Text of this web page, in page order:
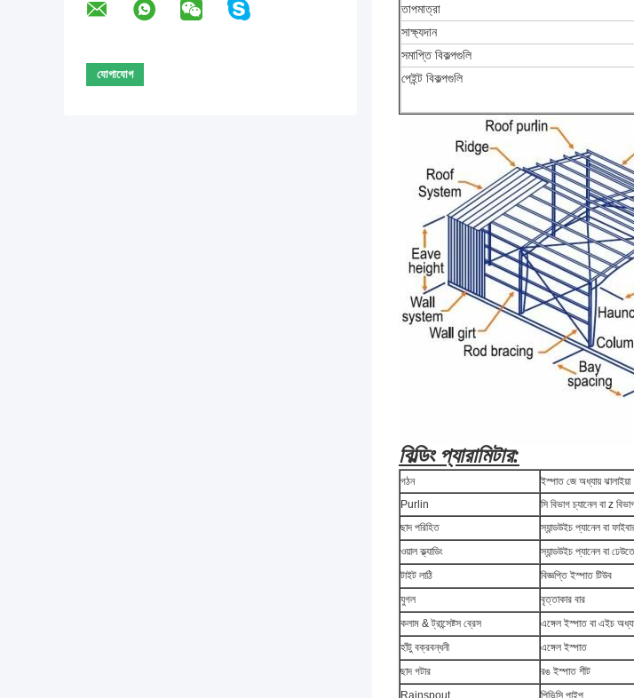
তাপমাত্রা
সাক্ষ্যদান
সমাপ্তি বিকল্পগুলি
পেইন্ট বিকল্পগুলি
বিল্ডিং প্যারামিটার:
গঠন
ইস্পাত জে অধ্যায় ঝালাইয়া
Purlin
সি বিভাগ চ্যানেল বা z
ছাদ পরিহিত
স্যান্ডউইচ প্যানেল বা
ওয়াল ক্ল্যাডিং
স্যান্ডউইচ প্যানেল বা
টাইট লাঠি
বিজ্ঞপ্তি ইস্পাত টিউব
যুগল
বৃত্তাকার বার
কলাম & ট্রান্সেষ্টস ব্রেস
এঙ্গেল ইস্পাত বা এইচ
হাঁটু বক্রবন্ধনী
এঙ্গেল ইস্পাত
ছাদ গটার
রঙ ইস্পাত শীট